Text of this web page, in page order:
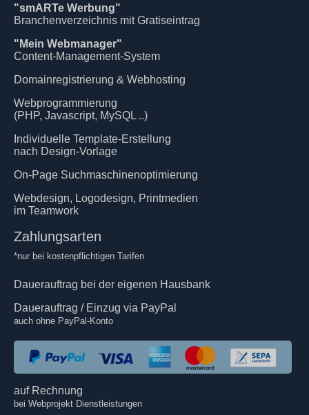
"smARTe Werbung"
Branchenverzeichnis mit Gratiseintrag
"Mein Webmanager"
Content-Management-System
Domainregistrierung & Webhosting
Webprogrammierung
(PHP, Javascript, MySQL ..)
Individuelle Template-Erstellung
nach Design-Vorlage
On-Page Suchmaschinenoptimierung
Webdesign, Logodesign, Printmedien
im Teamwork
Zahlungsarten
*nur bei kostenpflichtigen Tarifen
Dauerauftrag bei der eigenen Hausbank
Dauerauftrag / Einzug via PayPal
auch ohne PayPal-Konto
auf Rechnung
bei Webprojekt Dienstleistungen